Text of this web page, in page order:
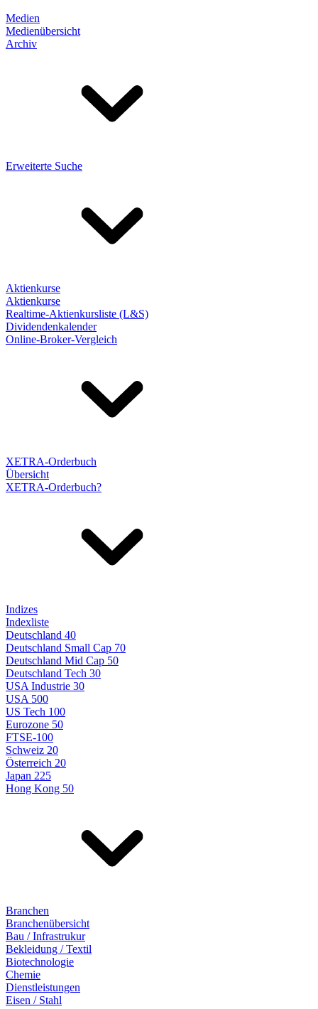
Medien
Medienübersicht
Archiv
Erweiterte Suche
Aktienkurse
Aktienkurse
Realtime-Aktienkursliste (L&S)
Dividendenkalender
Online-Broker-Vergleich
XETRA-Orderbuch
Übersicht
XETRA-Orderbuch?
Indizes
Indexliste
Deutschland 40
Deutschland Small Cap 70
Deutschland Mid Cap 50
Deutschland Tech 30
USA Industrie 30
USA 500
US Tech 100
Eurozone 50
FTSE-100
Schweiz 20
Österreich 20
Japan 225
Hong Kong 50
Branchen
Branchenübersicht
Bau / Infrastrukur
Bekleidung / Textil
Biotechnologie
Chemie
Dienstleistungen
Eisen / Stahl